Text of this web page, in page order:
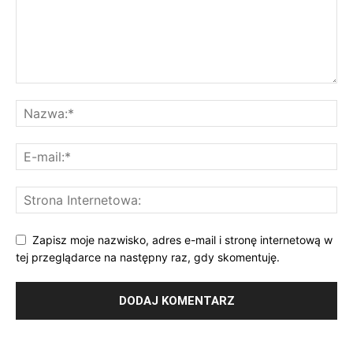
Zapisz moje nazwisko, adres e-mail i stronę internetową w
tej przeglądarce na następny raz, gdy skomentuję.